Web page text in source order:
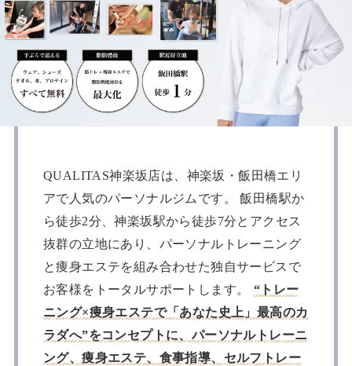
QUALITAS神楽坂店は、神楽坂・飯田橋エリ
アで人気のパーソナルジムです。 飯田橋駅か
ら徒歩2分、神楽坂駅から徒歩7分とアクセス
抜群の立地にあり、パーソナルトレーニング
と痩身エステを組み合わせた独自サービスで
お客様をトータルサポートします。 “トレー
ニング×痩身エステで「あなた史上」最高のカ
ラダへ”をコンセプトに、パーソナルトレーニ
ング、痩身エステ、食事指導、セルフトレー